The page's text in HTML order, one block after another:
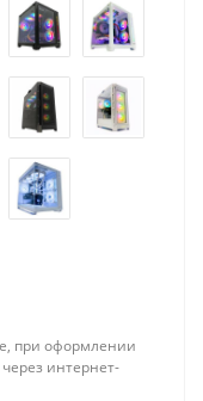
при оформлении
интернет-